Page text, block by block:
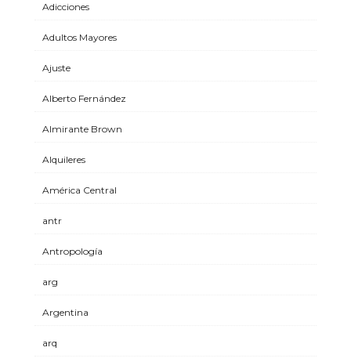
Adicciones
Adultos Mayores
Ajuste
Alberto Fernández
Almirante Brown
Alquileres
América Central
antr
Antropología
arg
Argentina
arq